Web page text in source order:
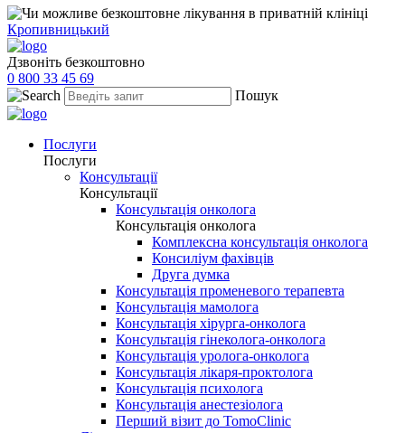
Кропивницький
Дзвоніть безкоштовно
0 800 33 45 69
Пошук
Послуги
Послуги
Консультації
Консультації
Консультація онколога
Консультація онколога
Комплексна консультація онколога
Консиліум фахівців
Друга думка
Консультація променевого терапевта
Консультація мамолога
Консультація хірурга-онколога
Консультація гінеколога-онколога
Консультація уролога-онколога
Консультація лікаря-проктолога
Консультація психолога
Консультація анестезіолога
Перший візит до TomoClinic